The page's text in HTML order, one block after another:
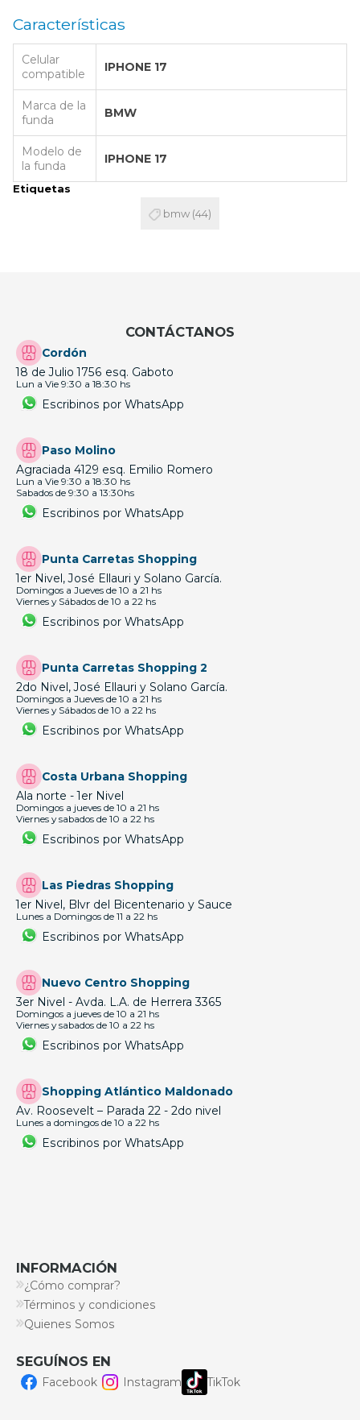
Características
Celular
compatible
IPHONE 17
Marca de la
funda
BMW
Modelo de
la funda
IPHONE 17
Etiquetas
bmw (44)
CONTÁCTANOS
Cordón
18 de Julio 1756 esq. Gaboto
Lun a Vie 9:30 a 18:30 hs
Escribinos por WhatsApp
Paso Molino
Agraciada 4129 esq. Emilio Romero
Lun a Vie 9:30 a 18:30 hs
Sabados de 9:30 a 13:30hs
Escribinos por WhatsApp
Punta Carretas Shopping
1er Nivel, José Ellauri y Solano García.
Domingos a Jueves de 10 a 21 hs
Viernes y Sábados de 10 a 22 hs
Escribinos por WhatsApp
Punta Carretas Shopping 2
2do Nivel, José Ellauri y Solano García.
Domingos a Jueves de 10 a 21 hs
Viernes y Sábados de 10 a 22 hs
Escribinos por WhatsApp
Costa Urbana Shopping
Ala norte - 1er Nivel
Domingos a jueves de 10 a 21 hs
Viernes y sabados de 10 a 22 hs
Escribinos por WhatsApp
Las Piedras Shopping
1er Nivel, Blvr del Bicentenario y Sauce
Lunes a Domingos de 11 a 22 hs
Escribinos por WhatsApp
Nuevo Centro Shopping
3er Nivel - Avda. L.A. de Herrera 3365
Domingos a jueves de 10 a 21 hs
Viernes y sabados de 10 a 22 hs
Escribinos por WhatsApp
Shopping Atlántico Maldonado
Av. Roosevelt – Parada 22 - 2do nivel
Lunes a domingos de 10 a 22 hs
Escribinos por WhatsApp
INFORMACIÓN
¿Cómo comprar?
Términos y condiciones
Quienes Somos
SEGUÍNOS EN
Facebook Instagram TikTok